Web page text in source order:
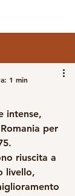
1 min
intense,
per
riuscita a
livello,